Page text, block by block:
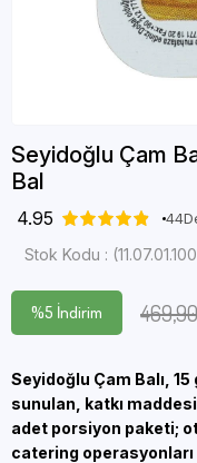
Seyidoğlu Çam
Bal
4.95 44
Stok Kodu
%5 İndirim
Seyidoğlu Çam Balı,
sunulan, katkı
adet porsiyon paketi;
catering